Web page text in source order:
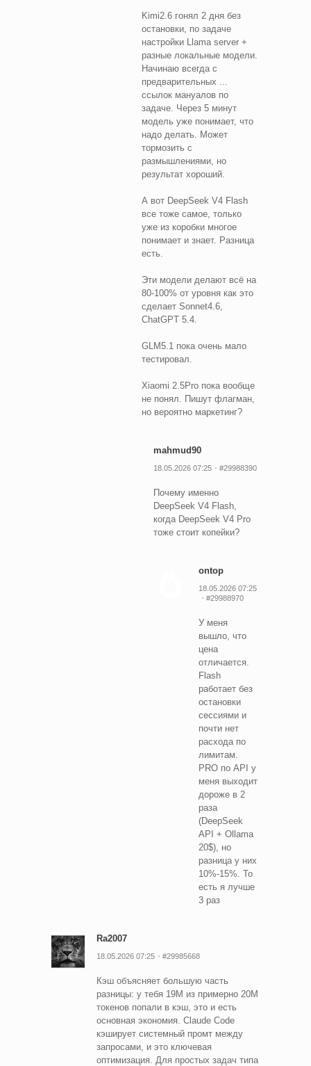
Kimi2.6 гонял 2 дня без
остановки, по задаче
настройки Llama server +
разные локальные модели.
Начинаю всегда с
предварительных ...
ссылок мануалов по
задаче. Через 5 минут
модель уже понимает, что
надо делать. Может
тормозить с
размышлениями, но
результат хороший.
А вот DeepSeek V4 Flash
все тоже самое, только
уже из коробки многое
понимает и знает. Разница
есть.
Эти модели делают всё на
80-100% от уровня как это
сделает Sonnet4.6,
ChatGPT 5.4.
GLM5.1 пока очень мало
тестировал.
Xiaomi 2.5Pro пока вообще
не понял. Пишут флагман,
но вероятно маркетинг?
mahmud90
18.05.2026 07:25 #29988390
Почему именно
DeepSeek V4 Flash,
когда DeepSeek V4 Pro
тоже стоит копейки?
ontop
18.05.2026 07:25
#29988970
У меня
вышло, что
цена
отличается.
Flash
работает без
остановки
сессиями и
почти нет
расхода по
лимитам.
PRO по API у
меня выходит
дороже в 2
раза
(DeepSeek
API + Ollama
20$), но
разница у них
10%-15%. То
есть я лучше
3 раз
Ra2007
18.05.2026 07:25 #29985668
Кэш объясняет большую часть
разницы: у тебя 19M из примерно 20M
токенов попали в кэш, это и есть
основная экономия. Claude Code
кэширует системный промт между
запросами, и это ключевая
оптимизация. Для простых задач типа